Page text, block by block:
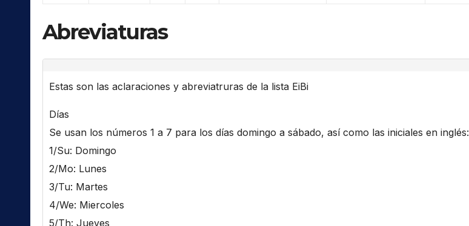
Abreviaturas
Estas son las aclaraciones y abreviatruras de la lista EiBi
Días
Se usan los números 1 a 7 para los días domingo a sábado, así como las iniciales en inglés:
1/Su: Domingo
2/Mo: Lunes
3/Tu: Martes
4/We: Miercoles
5/Th: Jueves